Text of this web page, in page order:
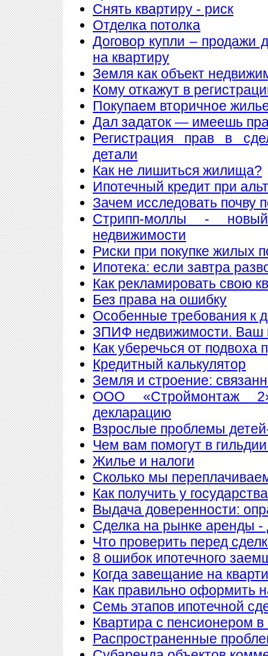
Снять квартиру - риск
Отделка потолка
Договор купли – продажи
на квартиру
Земля как объект
Кому откажут в
Покупаем вторичное
Дал задаток — имеешь
Регистрация прав в
детали
Как не лишиться жилища?
Ипотечный кредит при
Зачем исследовать почву
Стрипп-моллы -
недвижимости
Риски при покупке жилых
Ипотека: если завтра
Как рекламировать свою
Без права на ошибку
Особенные требования к
ЗПИФ недвижимости. Ваш
Как уберечься от подвоха
Кредитный калькулятор
Земля и строение:
ООО «Строймонтаж
декларацию
Взрослые проблемы
Чем вам помогут в
Жилье и налоги
Сколько мы
Как получить у
Выдача доверенности:
Сделка на рынке аренды -
Что проверить перед
8 ошибок ипотечного
Когда завещание на
Как правильно оформить
Семь этапов ипотечной
Квартира с пенсионером в
Распространенные